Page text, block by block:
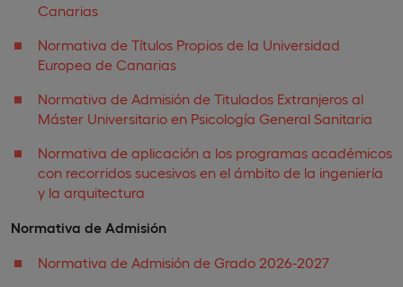
Canarias
Normativa de Títulos Propios de la Universidad
Europea de Canarias
Normativa de Admisión de Titulados Extranjeros al
Máster Universitario en Psicología General Sanitaria
Normativa de aplicación a los programas académicos
con recorridos sucesivos en el ámbito de la ingeniería
y la arquitectura
Normativa de Admisión
Normativa de Admisión de Grado 2026-2027